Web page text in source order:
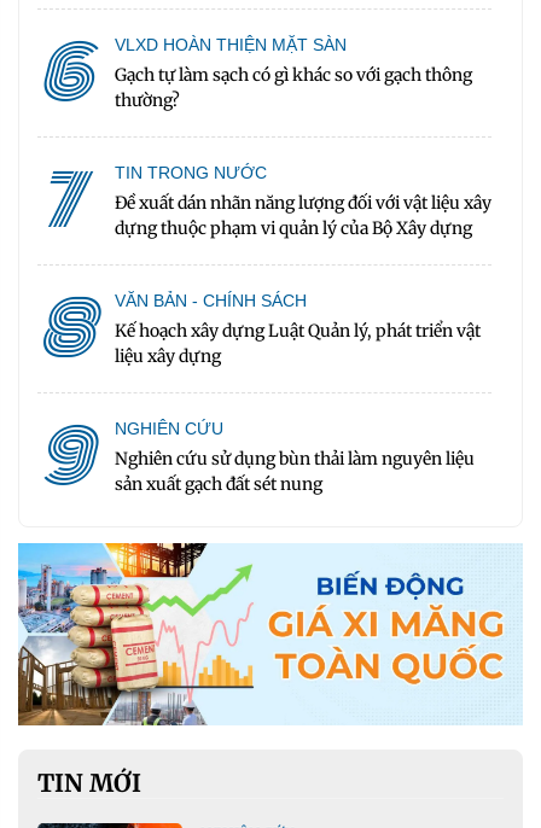
6 VLXD HOÀN THIỆN MẶT SÀN
Gạch tự làm sạch có gì khác so với gạch thông
thường?
7 TIN TRONG NƯỚC
Đề xuất dán nhãn năng lượng đối với vật liệu xây
dựng thuộc phạm vi quản lý của Bộ Xây dựng
8 VĂN BẢN - CHÍNH SÁCH
Kế hoạch xây dựng Luật Quản lý, phát triển vật
liệu xây dựng
9 NGHIÊN CỨU
Nghiên cứu sử dụng bùn thải làm nguyên liệu
sản xuất gạch đất sét nung
TIN MỚI